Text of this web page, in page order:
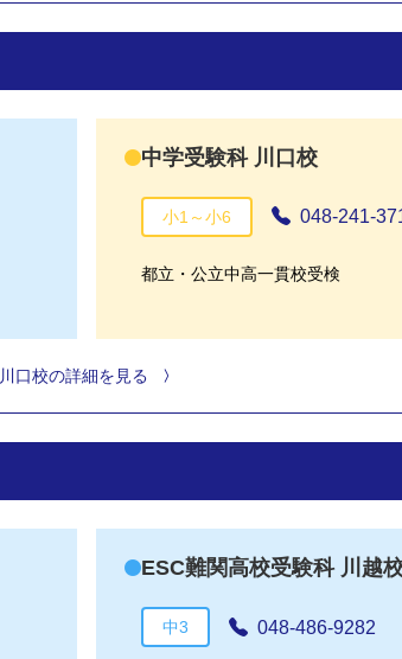
中学受験科 川口校
小1～小6 048-241-
都立・公立中高一貫校受検
川口校の詳細を見る
ESC難関高校受験科 川越
中3 048-486-9282